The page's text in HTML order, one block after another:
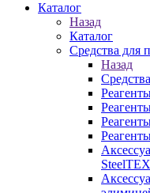
Каталог
Назад
Каталог
Средства для
Назад